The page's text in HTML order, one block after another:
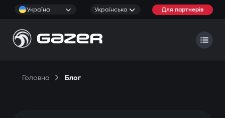
Україна Українська Для партнерів
Головна Блог